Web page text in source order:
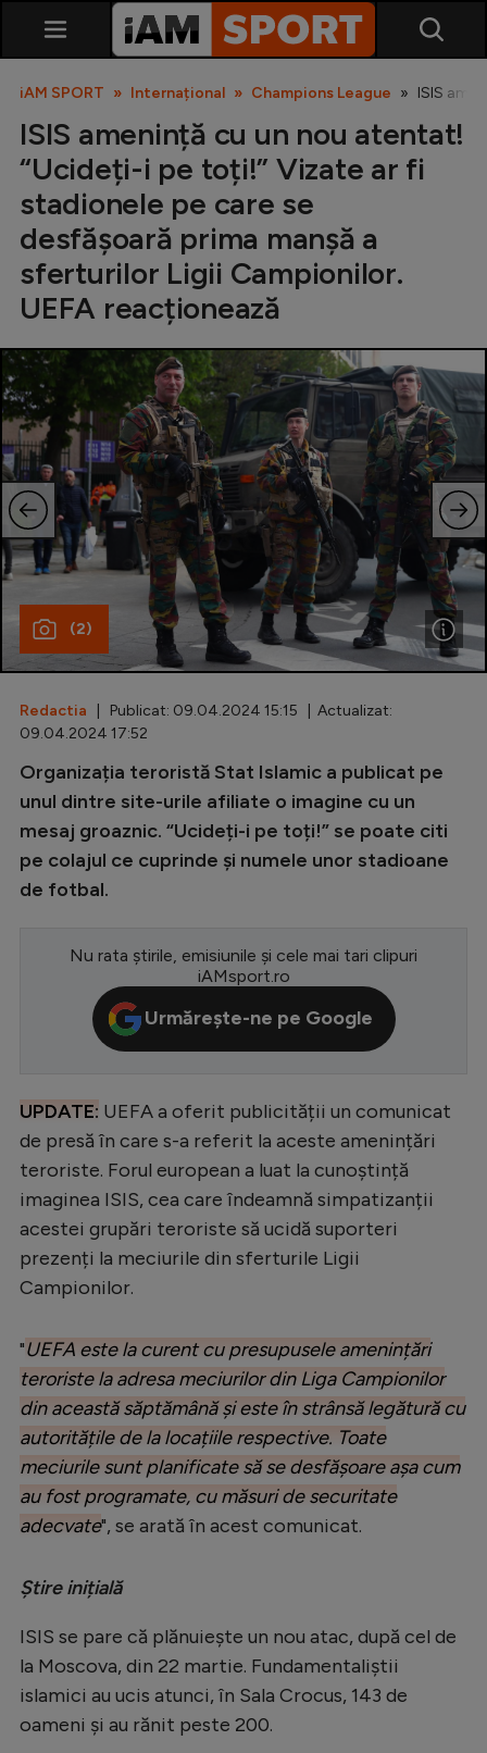
SuperLiga
Liga 2
Cupa României
Echipa Națională
U21
Fotbal feminin
Special
Diverse
Inedit
Clasamente
Champions League
Europa League
Conference League
LaLiga
Serie A
Campionate
Starurile fotbalului
EURO 2024
Tenis
Handbal
Natație
Formula 1
Rugby
Ciclism
Alte sporturi
iAM SPORT Internațional Champions League ISIS
ISIS amenință cu un nou atentat!
“Ucideți-i pe toți!” Vizate ar fi
stadionele pe care se
desfășoară prima manșă a
sferturilor Ligii Campionilor.
UEFA reacționează
(2)
Redactia | Publicat: 09.04.2024 15:15 | Actualizat:
09.04.2024 17:52
Organizația teroristă Stat Islamic a publicat pe
unul dintre site-urile afiliate o imagine cu un
mesaj groaznic. “Ucideți-i pe toți!” se poate citi
pe colajul ce cuprinde și numele unor stadioane
de fotbal.
Nu rata știrile, emisiunile și cele mai tari clipuri
iAMsport.ro
Urmărește-ne pe Google
UPDATE: UEFA a oferit publicității un comunicat
de presă în care s-a referit la aceste amenințări
teroriste. Forul european a luat la cunoștință
imaginea ISIS, cea care îndeamnă simpatizanții
acestei grupări teroriste să ucidă suporteri
prezenți la meciurile din sferturile Ligii
Campionilor.
"UEFA este la curent cu presupusele amenințări
teroriste la adresa meciurilor din Liga Campionilor
din această săptămână și este în strânsă legătură cu
autoritățile de la locațiile respective. Toate
meciurile sunt planificate să se desfășoare așa cum
au fost programate, cu măsuri de securitate
adecvate", se arată în acest comunicat.
Știre inițială
ISIS se pare că plănuiește un nou atac, după cel de
la Moscova, din 22 martie. Fundamentaliștii
islamici au ucis atunci, în Sala Crocus, 143 de
oameni și au rănit peste 200.